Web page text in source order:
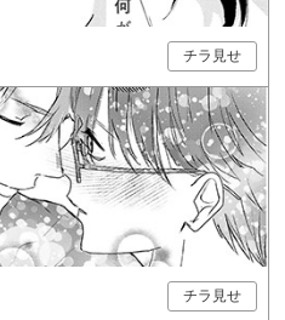
チラ見せ
チラ見せ